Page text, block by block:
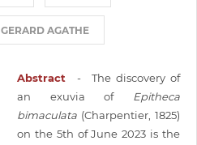
GERARD AGATHE
Abstract- The discovery of
an exuvia of Epitheca
bimaculata (Charpentier, 1825)
on the 5th of June 2023 is the